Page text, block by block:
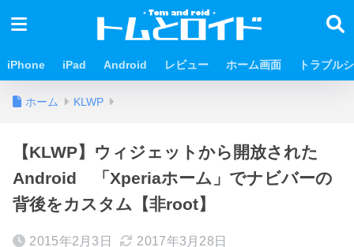
iPhone iPad Android レビュー ホーム画面 トラブル
ホーム KLWP
【KLWP】ウィジェットから開放された
Android 「Xperiaホーム」でナビバーの
背後をカスタム【非root】
2015年2月3日 2017年3月28日